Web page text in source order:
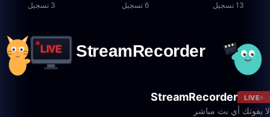
13 تسجيل 6 تسجيل 3 تسجيل
LIVE
StreamRecorder
لا يفوتك أي بث مباشر